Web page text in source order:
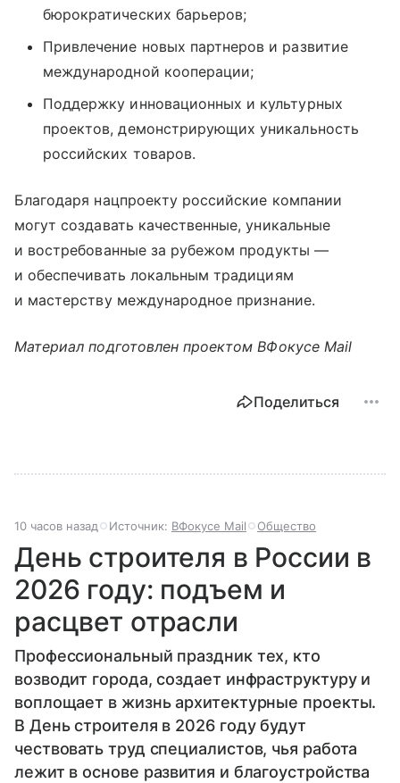
бюрократических барьеров;
Привлечение новых партнеров и развитие
международной кооперации;
Поддержку инновационных и культурных
проектов, демонстрирующих уникальность
российских товаров.
Благодаря нацпроекту российские компании
могут создавать качественные, уникальные
и востребованные за рубежом продукты —
и обеспечивать локальным традициям
и мастерству международное признание.
Материал подготовлен проектом ВФокусе Mail
Поделиться
10 часов назад Источник: ВФокусе Mail Общество
День строителя в России в
2026 году: подъем и
расцвет отрасли
Профессиональный праздник тех, кто
возводит города, создает инфраструктуру и
воплощает в жизнь архитектурные проекты.
В День строителя в 2026 году будут
чествовать труд специалистов, чья работа
лежит в основе развития и благоустройства